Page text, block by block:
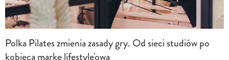
Polka Pilates zmienia zasady gry. Od sieci studiów po
kobiecą markę lifestyle'ową